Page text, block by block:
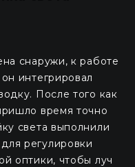
снаружи, к работе
интегрировал
После того как
время точно
света выполнили
регулировки
оптики, чтобы луч